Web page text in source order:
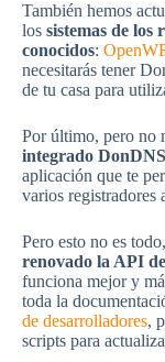
También hemos
los sistemas de los
conocidos:
necesitarás tener
de tu casa para
Por último, pero no
integrado
aplicación que te
varios registradores
Pero esto no es
renovado la API
funciona mejor y
toda la
de desarrolladores,
scripts para